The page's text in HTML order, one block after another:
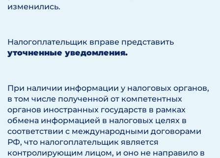
изменились.
Налогоплательщик вправе представить
уточненные уведомления.
При наличии информации у налоговых органов,
в том числе полученной от компетентных
органов иностранных государств в рамках
обмена информацией в налоговых целях в
соответствии с международными договорами
РФ, что налогоплательщик является
контролирующим лицом, и оно не направило в